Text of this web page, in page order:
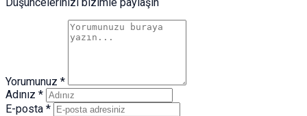
Yorumunuz *
Adınız *
E-posta *